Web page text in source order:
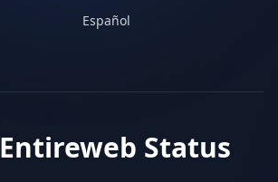
Español
Status